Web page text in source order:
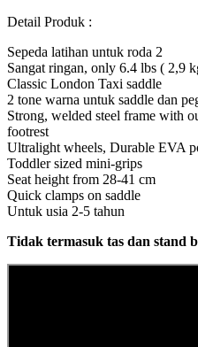
Detail Produk :
Sepeda latihan untuk roda 2
Sangat ringan, only 6.4 lbs ( 2,9
Classic London Taxi saddle
2 tone warna untuk saddle dan
Strong, welded steel frame with
footrest
Ultralight wheels, Durable EVA
Toddler sized mini-grips
Seat height from 28-41 cm
Quick clamps on saddle
Untuk usia 2-5 tahun
Tidak termasuk tas dan stand